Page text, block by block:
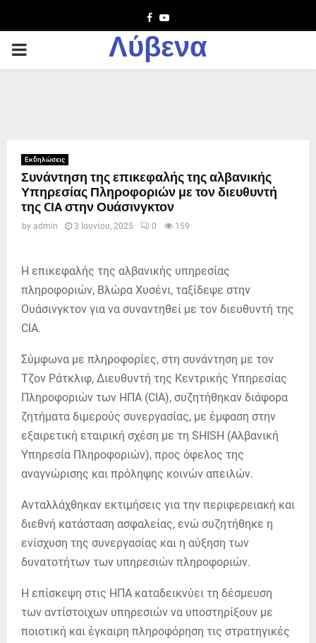
Facebook
Youtube
PRIMARY
Λύβενα
Εκδηλώσεις
Συνάντηση της επικεφαλής της αλβανικής
Υπηρεσίας Πληροφοριών με τον διευθυντή
της CIA στην Ουάσινγκτον
by admin 3 Ιουνίου, 2025 0 159
Η επικεφαλής της αλβανικής υπηρεσίας
πληροφοριών, Βλώρα Χυσένι, ταξίδεψε στην
Ουάσινγκτον για να συναντηθεί με τον διευθυντή της
CIA.
Σύμφωνα με πληροφορίες, στη συνάντηση με τον
Τζον Ράτκλιφ, Διευθυντή της Κεντρικής Υπηρεσίας
Πληροφοριών των ΗΠΑ (CIA), συζητήθηκαν διάφορα
ζητήματα διμερούς συνεργασίας, με έμφαση στην
εξαιρετική εταιρική σχέση με τη SHISH (Αλβανική
Υπηρεσία Πληροφοριών), προς όφελος της
αναγνώρισης και πρόληψης κοινών απειλών.
Ανταλλάχθηκαν εκτιμήσεις για την περιφερειακή και
διεθνή κατάσταση ασφαλείας, ενώ συζητήθηκε η
ενίσχυση της συνεργασίας και η αύξηση των
δυνατοτήτων των υπηρεσιών πληροφοριών.
Η επίσκεψη στις ΗΠΑ καταδεικνύει τη δέσμευση
των αντίστοιχων υπηρεσιών να υποστηρίξουν με
ποιοτική και έγκαιρη πληροφόρηση τις στρατηγικές